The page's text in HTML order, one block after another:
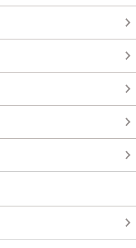
の対応、チェックアウ
言っていただけて、本当
しさ半分、身が引き締
た。
も「やっぱりここのホ
う、全員で心のこもった
す。